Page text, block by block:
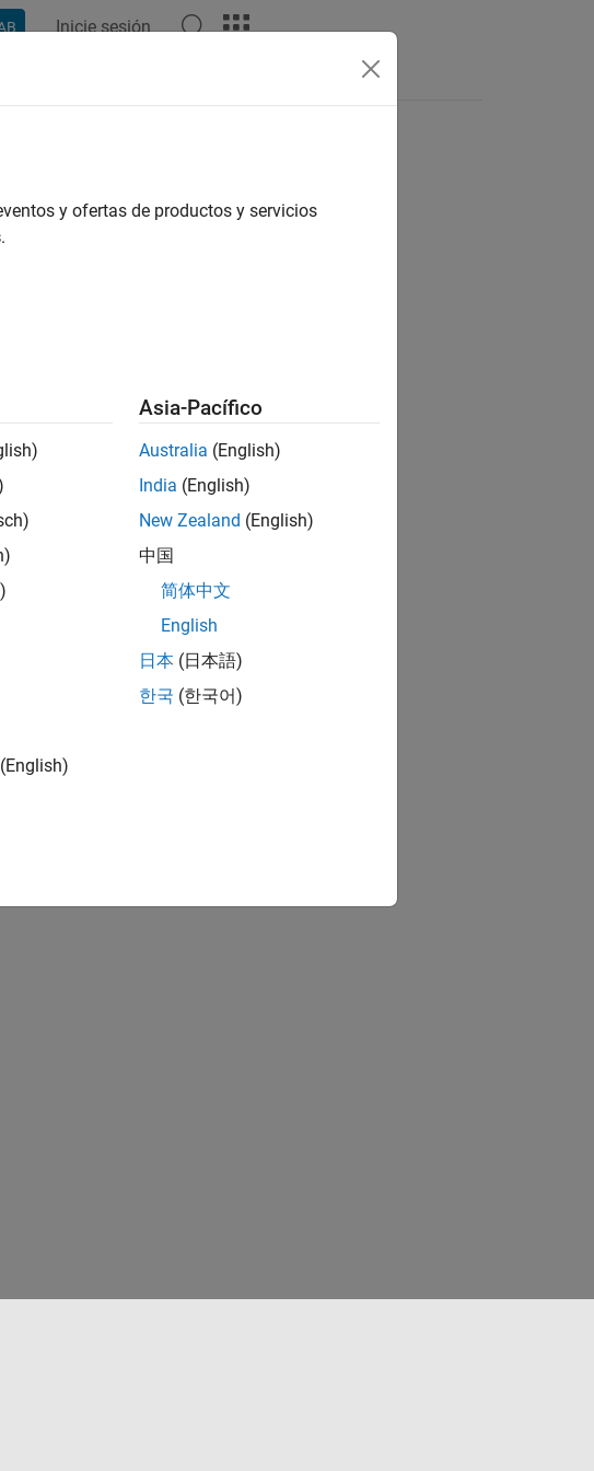
Inicie sesión
this information?
y ofertas de productos y servicios
.
(English)
Asia-Pacífico
Australia (English)
India (English)
New Zealand (English)
中国
简体中文
English
日本 (日本語)
한국 (한국어)